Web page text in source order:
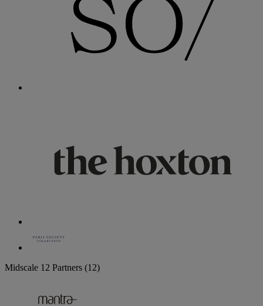
Midscale 12 Partners (12)